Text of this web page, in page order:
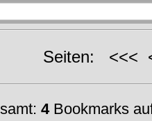
Seiten: <<<
4Bookmarks